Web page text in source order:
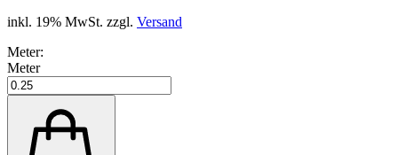
inkl. 19% MwSt. zzgl. Versand
Meter:
Meter